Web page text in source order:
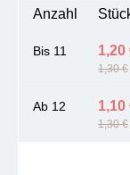
Anzahl
Bis 11 1,20
1,30 €
Ab 12 1,10
1,30 €